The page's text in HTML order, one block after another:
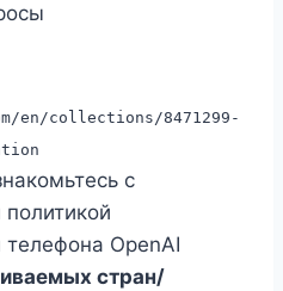
en/collections/8471299-
с
OpenAI
стран/